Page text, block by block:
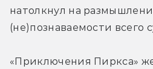
натолкнул на
(не)познаваемости всего
«Приключения Пиркса»